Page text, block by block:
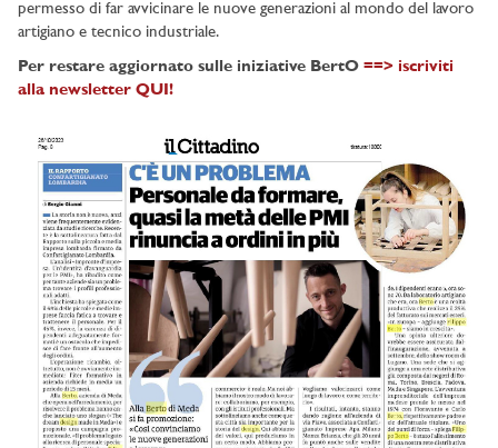
permesso di far avvicinare le nuove generazioni al mondo del lavoro
artigiano e tecnico industriale.
Per restare aggiornato sulle iniziative BertO ==> iscriviti
alla newsletter QUI!